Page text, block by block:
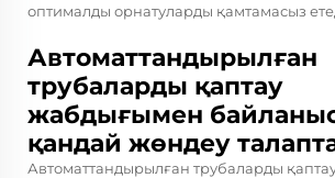
оптималды орнатуларды қамтамасыз
Автоматтандырылған
трубаларды қаптау
жабдығымен
қандай жөндеу
Автоматтандырылған трубаларды